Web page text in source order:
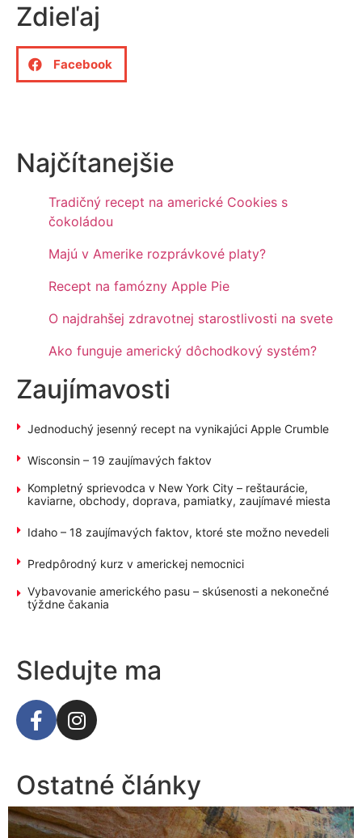
Zdieľaj
Facebook
Najčítanejšie
Tradičný recept na americké Cookies s
čokoládou
Majú v Amerike rozprávkové platy?
Recept na famózny Apple Pie
O najdrahšej zdravotnej starostlivosti na svete
Ako funguje americký dôchodkový systém?
Zaujímavosti
Jednoduchý jesenný recept na vynikajúci Apple Crumble
Wisconsin – 19 zaujímavých faktov
Kompletný sprievodca v New York City – reštaurácie,
kaviarne, obchody, doprava, pamiatky, zaujímavé miesta
Idaho – 18 zaujímavých faktov, ktoré ste možno nevedeli
Predpôrodný kurz v americkej nemocnici
Vybavovanie amerického pasu – skúsenosti a nekonečné
týždne čakania
Sledujte ma
Ostatné články